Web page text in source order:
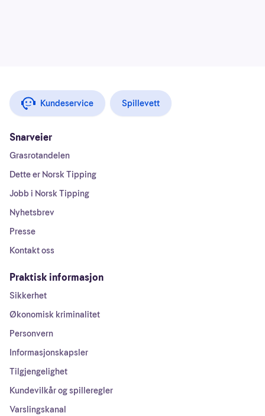
Kundeservice Spillevett
Snarveier
Grasrotandelen
Dette er Norsk Tipping
Jobb i Norsk Tipping
Nyhetsbrev
Presse
Kontakt oss
Praktisk informasjon
Sikkerhet
Økonomisk kriminalitet
Personvern
Informasjonskapsler
Tilgjengelighet
Kundevilkår og spilleregler
Varslingskanal